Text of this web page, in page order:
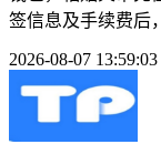
签信息及手续费后
2026-08-07 13:59:03